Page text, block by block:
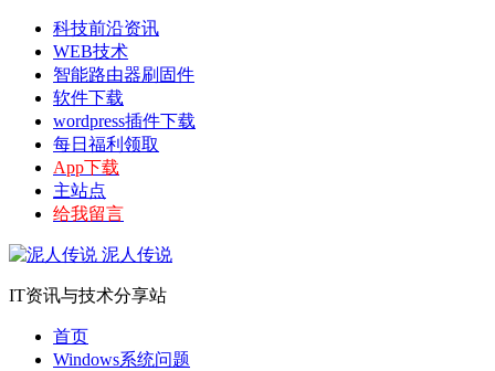
科技前沿资讯
WEB技术
智能路由器刷固件
软件下载
wordpress插件下载
每日福利领取
App下载
主站点
给我留言
泥人传说
IT资讯与技术分享站
首页
Windows系统问题